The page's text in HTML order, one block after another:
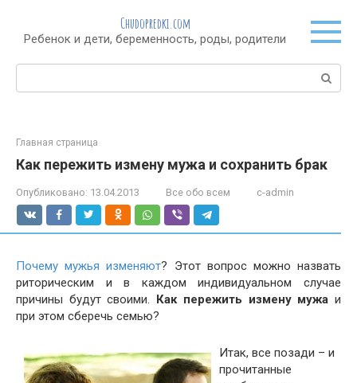
контенту
Chudopredki.com
Ребенок и дети, беременность, роды, родители
Поиск:
Главная страница
Как пережить измену мужа и сохранить брак
Опубликовано: 13.04.2013 Все обо всем c-admin
Почему мужья изменяют? Этот вопрос можно назвать
риторическим и в каждом индивидуальном случае
причины будут своими. Как пережить измену мужа и
при этом сберечь семью?
Итак, все позади – и
прочитанные